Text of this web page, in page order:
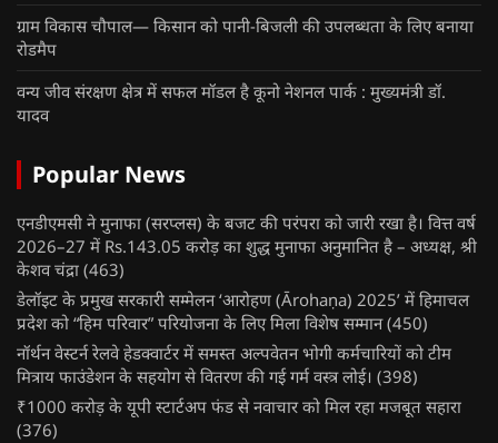
ग्राम विकास चौपाल— किसान को पानी-बिजली की उपलब्धता के लिए बनाया
रोडमैप
वन्य जीव संरक्षण क्षेत्र में सफल मॉडल है कूनो नेशनल पार्क : मुख्यमंत्री डॉ.
यादव
Popular News
एनडीएमसी ने मुनाफा (सरप्लस) के बजट की परंपरा को जारी रखा है। वित्त वर्ष
2026–27 में Rs.143.05 करोड़ का शुद्ध मुनाफा अनुमानित है – अध्यक्ष, श्री
केशव चंद्रा (463)
डेलॉइट के प्रमुख सरकारी सम्मेलन ‘आरोहण (Ārohaṇa) 2025’ में हिमाचल
प्रदेश को “हिम परिवार” परियोजना के लिए मिला विशेष सम्मान (450)
नॉर्थन वेस्टर्न रेलवे हेडक्वार्टर में समस्त अल्पवेतन भोगी कर्मचारियों को टीम
मित्राय फाउंडेशन के सहयोग से वितरण की गई गर्म वस्त्र लोई। (398)
₹1000 करोड़ के यूपी स्टार्टअप फंड से नवाचार को मिल रहा मजबूत सहारा
(376)